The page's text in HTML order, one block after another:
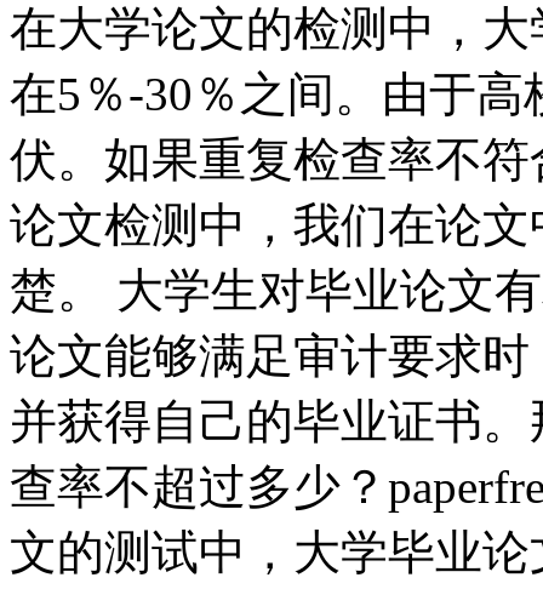
在大学论文的检测中，
在5％-30％之间。由于
伏。如果重复检查率不
论文检测中，我们在论
楚。 大学生对毕业论文
论文能够满足审计要求
并获得自己的毕业证书
查率不超过多少？
文的测试中，大学毕业